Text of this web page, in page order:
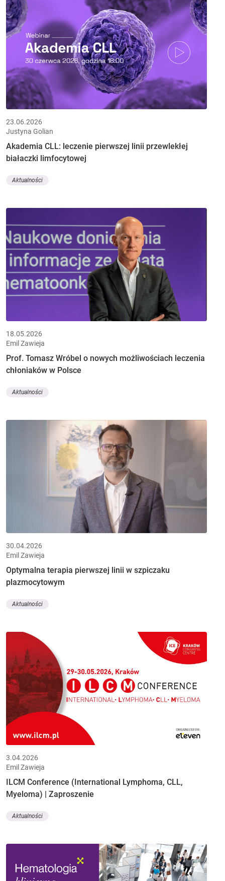
23.06.2026
Justyna Golian
Akademia CLL: leczenie pierwszej linii przewlekłej
białaczki limfocytowej
Aktualności
18.05.2026
Emil Zawieja
Prof. Tomasz Wróbel o nowych możliwościach leczenia
chłoniaków w Polsce
Aktualności
30.04.2026
Emil Zawieja
Optymalna terapia pierwszej linii w szpiczaku
plazmocytowym
Aktualności
3.04.2026
Emil Zawieja
ILCM Conference (International Lymphoma, CLL,
Myeloma) | Zaproszenie
Aktualności